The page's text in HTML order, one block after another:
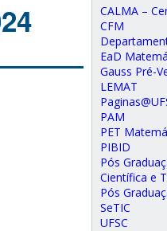
CALMA –
CFM
EaD
Gauss Pré-
LEMAT
PAM
PET
PIBID
Pós
Científica e
Pós
SeTIC
UFSC